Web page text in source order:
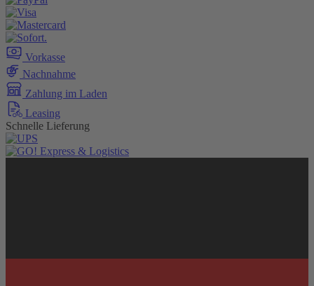
Vorkasse
Nachnahme
Zahlung im Laden
Leasing
Schnelle Lieferung